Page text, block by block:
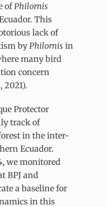
of Philornis
This
lack of
by Philornis in
many bird
concern
Protector
track of
in the inter-
Ecuador.
we monitored
BPJ and
a baseline for
in this